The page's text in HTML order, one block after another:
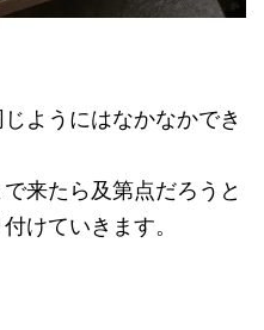
ようにはなかなかでき
来たら及第点だろうと
けていきます。